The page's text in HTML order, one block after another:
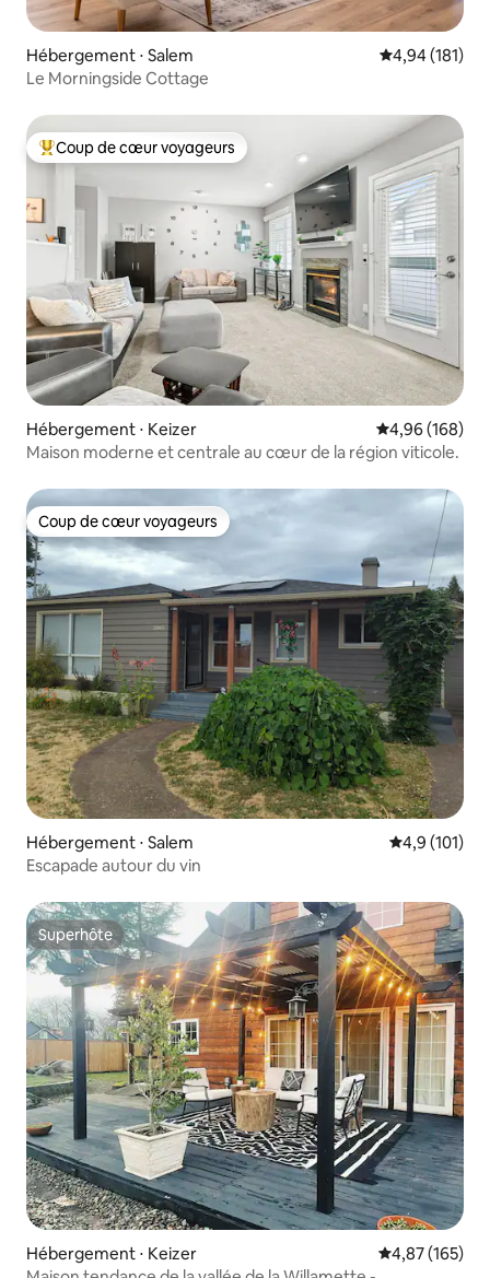
Hébergement ⋅ Salem Évaluation
4,94 (181)
Le Morningside Cottage
Coups de cœur voyageurs les plus appréciés
Coup de cœur voyageurs
Hébergement ⋅ Keizer Évaluation
4,96 (168)
Maison moderne et centrale au cœur de la région viticole.
Coup de cœur voyageurs
Coup de cœur voyageurs
Hébergement ⋅ Salem Évaluation
4,9 (101)
Escapade autour du vin
Superhôte
Superhôte
Hébergement ⋅ Keizer Évaluation
4,87 (165)